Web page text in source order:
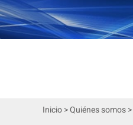
Inicio>Quiénes somos>